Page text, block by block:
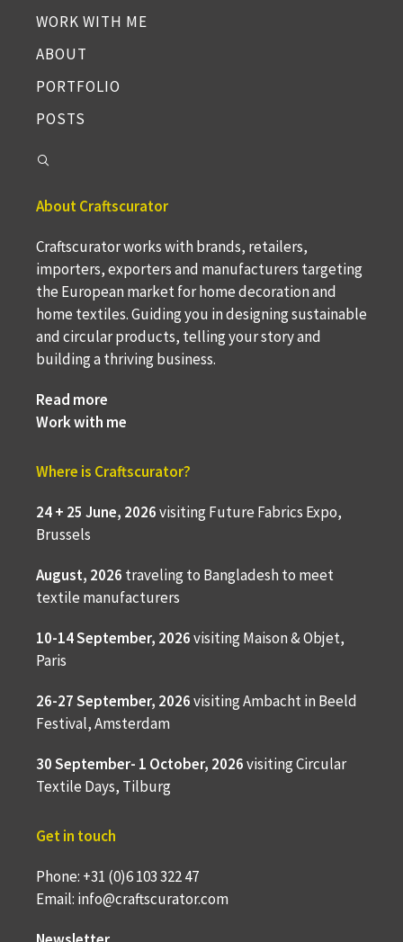
WORK WITH ME
ABOUT
PORTFOLIO
POSTS
About Craftscurator
Craftscurator works with brands, retailers,
importers, exporters and manufacturers targeting
the European market for home decoration and
home textiles. Guiding you in designing sustainable
and circular products, telling your story and
building a thriving business.
Read more
Work with me
Where is Craftscurator?
24 + 25 June, 2026visiting Future Fabrics Expo,
Brussels
August, 2026 traveling to Bangladesh to meet
textile manufacturers
10-14 September, 2026visiting Maison & Objet,
Paris
26-27 September, 2026visiting Ambacht in Beeld
Festival, Amsterdam
30 September- 1 October, 2026visiting Circular
Textile Days, Tilburg
Get in touch
Phone: +31 (0)6 103 322 47
Email: info@craftscurator.com